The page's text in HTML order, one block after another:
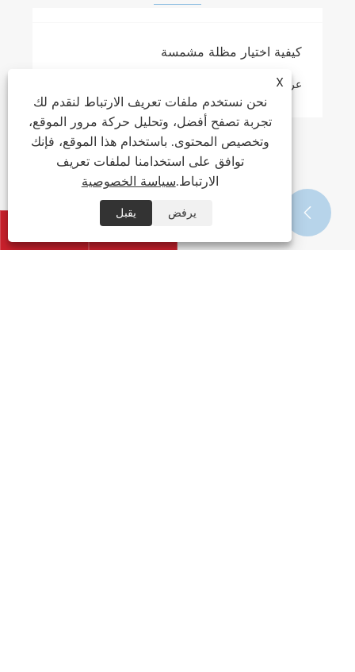
كيفية اختيار مظلة مشمسة
عرض المزيد >>

X
نحن نستخدم ملفات تعريف الارتباط لنقدم لك
تجربة تصفح أفضل، وتحليل حركة مرور الموقع،
وتخصيص المحتوى. باستخدام هذا الموقع، فإنك
توافق على استخدامنا لملفات تعريف
الارتباط.سياسة الخصوصية
يرفض يقبل